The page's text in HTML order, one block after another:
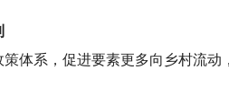
体系，促进要素更多向乡村流动